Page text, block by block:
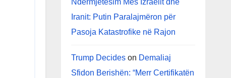
Ndërmjetësim Mes Izraelit dhe
Iranit: Putin Paralajmëron për
Pasoja Katastrofike në Rajon
Trump Decideson Demaliaj
Sfidon Berishën: “Merr Certifikatën